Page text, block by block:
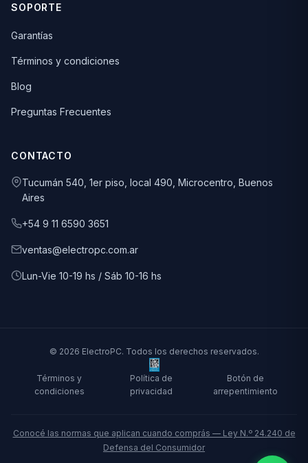
SOPORTE
Garantías
Términos y condiciones
Blog
Preguntas Frecuentes
CONTACTO
Tucumán 540, 1er piso, local 490, Microcentro, Buenos
Aires
+54 9 11 6590 3651
ventas@electropc.com.ar
Lun-Vie 10-19 hs / Sáb 10-16 hs
© 2026 ElectroPC. Todos los derechos reservados.
Términos y
condiciones
Política de
privacidad
Botón de
arrepentimiento
Conocé las normas que aplican cuando comprás — Ley N.º 24.240 de
Defensa del Consumidor